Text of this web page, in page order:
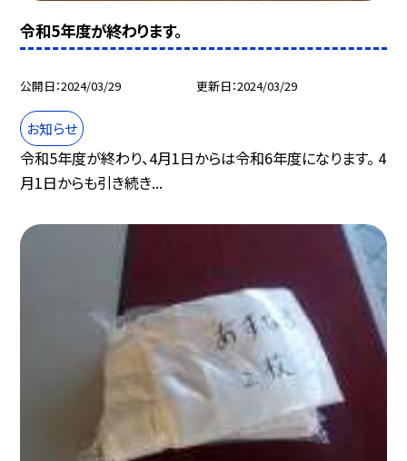
令和5年度が終わります。
公開日 2024/03/29 更新日 2024/03/29
お知らせ
令和5年度が終わり、4月1日からは令和6年度になります。 4
月1日からも引き続き...